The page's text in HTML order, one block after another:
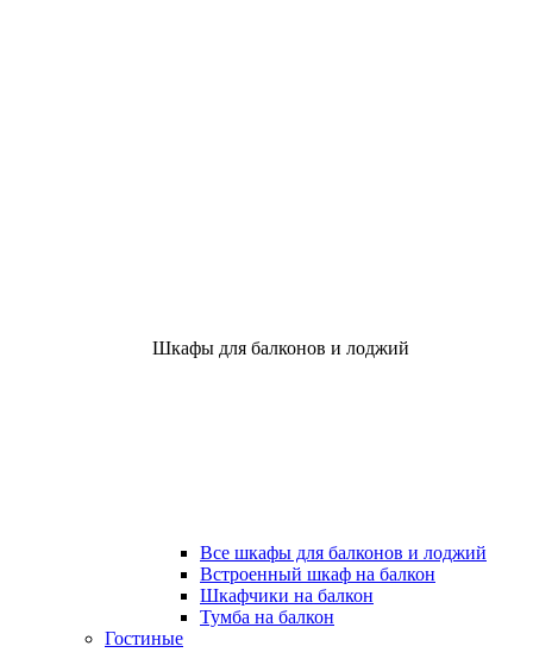
Шкафы для балконов и лоджий
Все шкафы для балконов и лоджий
Встроенный шкаф на балкон
Шкафчики на балкон
Тумба на балкон
Гостиные